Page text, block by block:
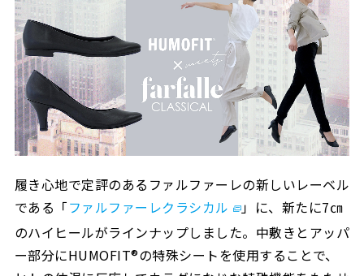
履き心地で定評のあるファルファーレの新しいレーベル
である「ファルファーレクラシカル
」に、新たに7㎝
のハイヒールがラインナップしました。中敷きとアッパ
ー部分にHUMOFIT®の特殊シートを使用することで、